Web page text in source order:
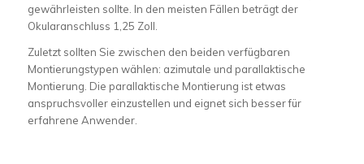
gewährleisten sollte. In den meisten Fällen beträgt der
Okularanschluss 1,25 Zoll.
Zuletzt sollten Sie zwischen den beiden verfügbaren
Montierungstypen wählen: azimutale und parallaktische
Montierung. Die parallaktische Montierung ist etwas
anspruchsvoller einzustellen und eignet sich besser für
erfahrene Anwender.